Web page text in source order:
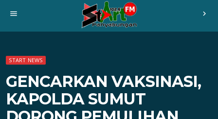
menu chevron_right
START NEWS
GENCARKAN VAKSINASI,
KAPOLDA SUMUT